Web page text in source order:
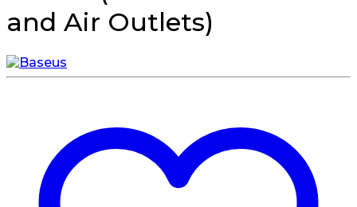
and Air Outlets)